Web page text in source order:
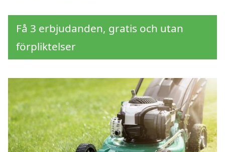
Få 3 erbjudanden, gratis och utan
förpliktelser